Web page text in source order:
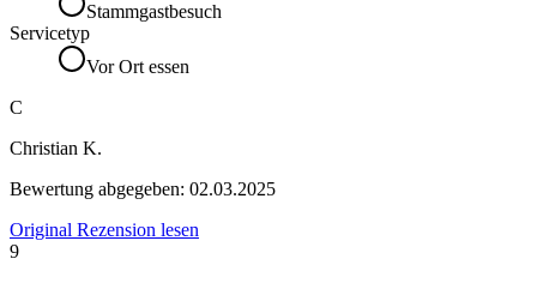
Stammgastbesuch
Servicetyp
Vor Ort essen
C
Christian K.
Bewertung abgegeben: 02.03.2025
Original Rezension lesen
9